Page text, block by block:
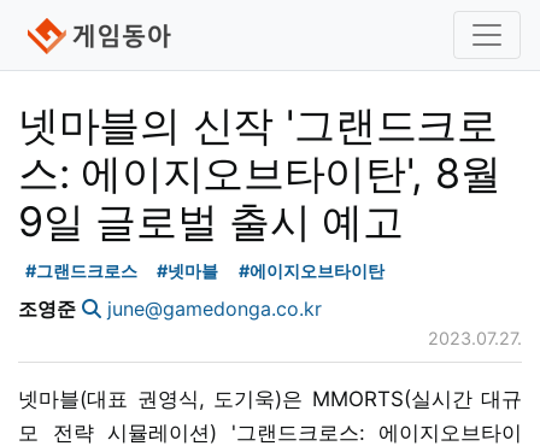
넷마블의 신작 '그랜드크로
스: 에이지오브타이탄', 8월
9일 글로벌 출시 예고
#그랜드크로스 #넷마블 #에이지오브타이탄
조영준 june@gamedonga.co.kr
2023.07.27.
넷마블(대표 권영식, 도기욱)은 MMORTS(실시간 대규
모 전략 시뮬레이션) '그랜드크로스: 에이지오브타이